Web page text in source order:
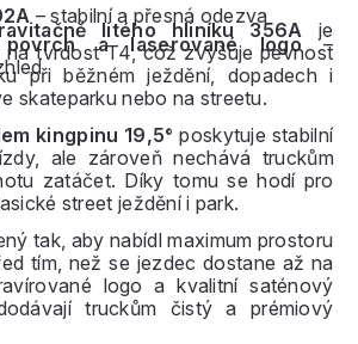
– stabilní a přesná odezva
povrch a laserované logo–
litého hliníku 356A je
na tvrdost T4, což zvyšuje pevnost
při běžném ježdění, dopadech i
skateparku nebo na streetu.
kingpinu 19,5° poskytuje stabilní
ale zároveň nechává truckům
zatáčet. Díky tomu se hodí pro
street ježdění i park.
tak, aby nabídl maximum prostoru
tím, než se jezdec dostane až na
logo a kvalitní saténový
truckům čistý a prémiový